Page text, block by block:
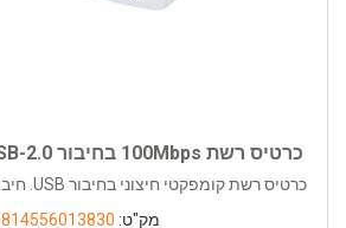
כרטיס רשת 100Mbps בחיבור USB-2.0 תוצרת KANEX
כרטיס רשת קומפקטי חיצוני בחיבור USB. חיבור USB-2.0 למחשב,...
מק"ט: 814556013830